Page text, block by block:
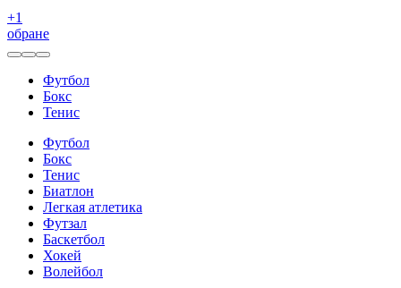
+1
обране
Футбол
Бокс
Тенис
Футбол
Бокс
Тенис
Биатлон
Легкая атлетика
Футзал
Баскетбол
Хокей
Волейбол